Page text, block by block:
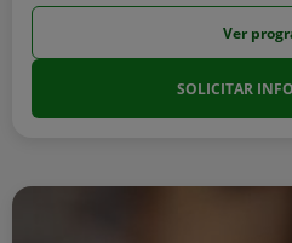
Ver
SOLICITAR